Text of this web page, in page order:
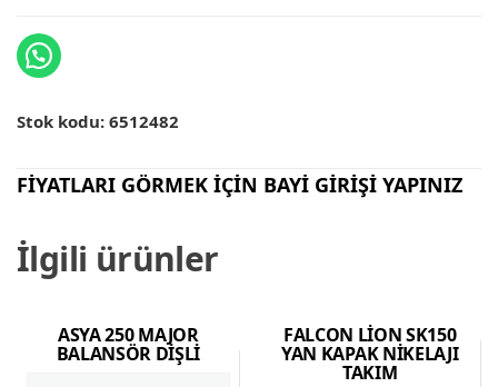
Stok kodu: 6512482
FİYATLARI GÖRMEK İÇİN BAYİ GİRİŞİ YAPINIZ
İlgili ürünler
ASYA 250 MAJOR
BALANSÖR DİŞLİ
FALCON LİON SK150
YAN KAPAK NİKELAJI
TAKIM